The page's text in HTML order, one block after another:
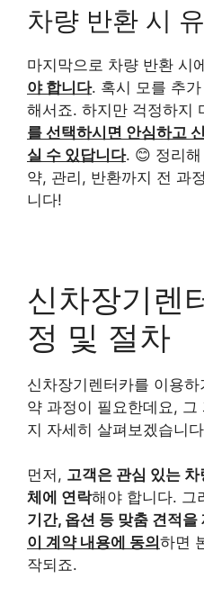
차량 반환 시
마지막으로 차량 반환 시
야 합니다. 혹시 모를 추
해서죠. 하지만 걱정하지
를 선택하시면 안심하고
실 수 있답니다. 😊 정리
약, 관리, 반환까지 전 과
니다!
신차장기렌
정 및 절차
신차장기렌터카를 이용
약 과정이 필요한데요,
지 자세히 살펴보겠습니
먼저, 고객은 관심 있는
체에 연락해야 합니다. 그
기간, 옵션 등 맞춤 견적을
이 계약 내용에 동의 하면
작되죠.